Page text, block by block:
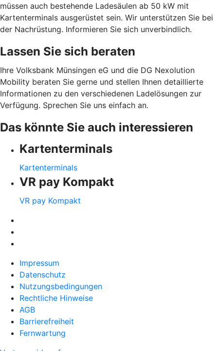
müssen auch bestehende Ladesäulen ab 50 kW mit
Kartenterminals ausgerüstet sein. Wir unterstützen Sie bei
der Nachrüstung. Informieren Sie sich unverbindlich.
Lassen Sie sich beraten
Ihre Volksbank Münsingen eG und die DG Nexolution
Mobility beraten Sie gerne und stellen Ihnen detaillierte
Informationen zu den verschiedenen Ladelösungen zur
Verfügung. Sprechen Sie uns einfach an.
Das könnte Sie auch interessieren
Kartenterminals
Kartenterminals
VR pay Kompakt
VR pay Kompakt
Impressum
Datenschutz
Nutzungsbedingungen
Rechtliche Hinweise
AGB
Barrierefreiheit
Fernwartung